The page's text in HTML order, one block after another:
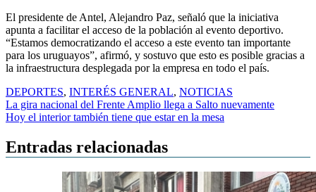
El presidente de Antel, Alejandro Paz, señaló que la iniciativa
apunta a facilitar el acceso de la población al evento deportivo.
“Estamos democratizando el acceso a este evento tan importante
para los uruguayos”, afirmó, y sostuvo que esto es posible gracias a
la infraestructura desplegada por la empresa en todo el país.
DEPORTES, INTERÉS GENERAL, NOTICIAS
Navegación
de
entradas
La gira nacional del Frente Amplio llega a Salto nuevamente
Hoy el interior también tiene que estar en la mesa
Entradas relacionadas